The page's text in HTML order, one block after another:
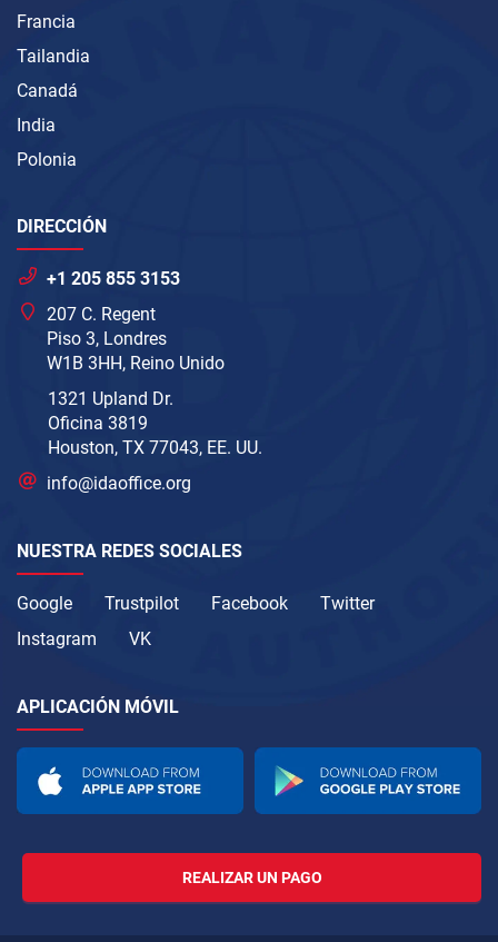
Francia
Tailandia
Canadá
India
Polonia
DIRECCIÓN
+1 205 855 3153
207 C. Regent
Piso 3, Londres
W1B 3HH, Reino Unido
1321 Upland Dr.
Oficina 3819
Houston, TX 77043, EE. UU.
info@idaoffice.org
NUESTRA REDES SOCIALES
Google Trustpilot Facebook
Twitter
Instagram
VK
APLICACIÓN MÓVIL
REALIZAR UN PAGO